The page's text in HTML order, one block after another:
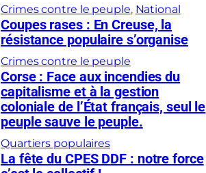
Crimes contre le peuple, National
Coupes rases : En Creuse, la
résistance populaire s’organise
Crimes contre le peuple
Corse : Face aux incendies du
capitalisme et à la gestion
coloniale de l’État français, seul le
peuple sauve le peuple.
Quartiers populaires
La fête du CPES DDF : notre force